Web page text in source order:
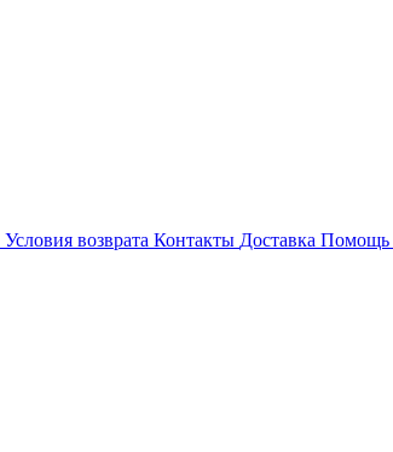
Условия возврата Контакты Доставка Помощь